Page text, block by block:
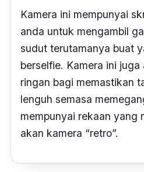
Kamera ini mempunyai
anda untuk mengambil
sudut terutamanya buat
berselfie. Kamera ini
ringan bagi memastikan
lenguh semasa
mempunyai rekaan yang
akan kamera “retro”.